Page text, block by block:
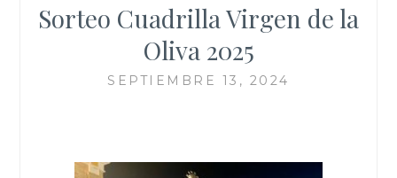
Sorteo Cuadrilla Virgen de la
Oliva 2025
SEPTIEMBRE 13, 2024